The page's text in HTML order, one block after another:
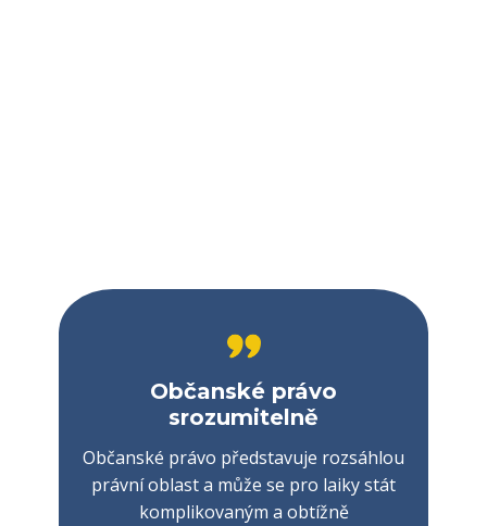
Občanské právo
srozumitelně
Občanské právo představuje rozsáhlou
právní oblast a může se pro laiky stát
komplikovaným a obtížně